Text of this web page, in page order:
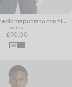
Strato intermedio trapuntato con zip a 1/4
GOLF
£90.00